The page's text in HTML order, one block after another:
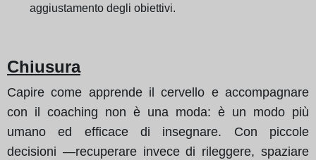
aggiustamento degli obiettivi.
Chiusura
Capire come apprende il cervello e accompagnare
con il coaching non è una moda: è un modo più
umano ed efficace di insegnare. Con piccole
decisioni —recuperare invece di rileggere, spaziare